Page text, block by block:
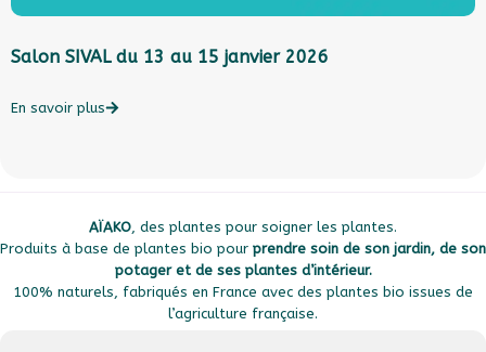
Salon SIVAL du 13 au 15 janvier 2026
En savoir plus
AÏAKO, des plantes pour soigner les plantes.
Produits à base de plantes bio pour prendre soin de son jardin, de son
potager et de ses plantes d’intérieur.
100% naturels, fabriqués en France avec des plantes bio issues de
l’agriculture française.